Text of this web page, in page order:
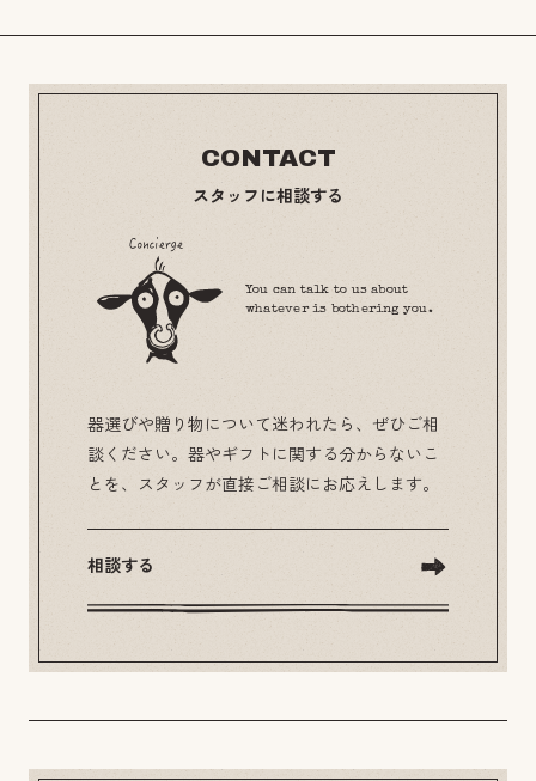
CONTACT
スタッフに相談する
You can talk to us about
whatever is bothering you.
器選びや贈り物について迷われたら、ぜひご相
談ください。器やギフトに関する分からないこ
とを、スタッフが直接ご相談にお応えします。
相談する